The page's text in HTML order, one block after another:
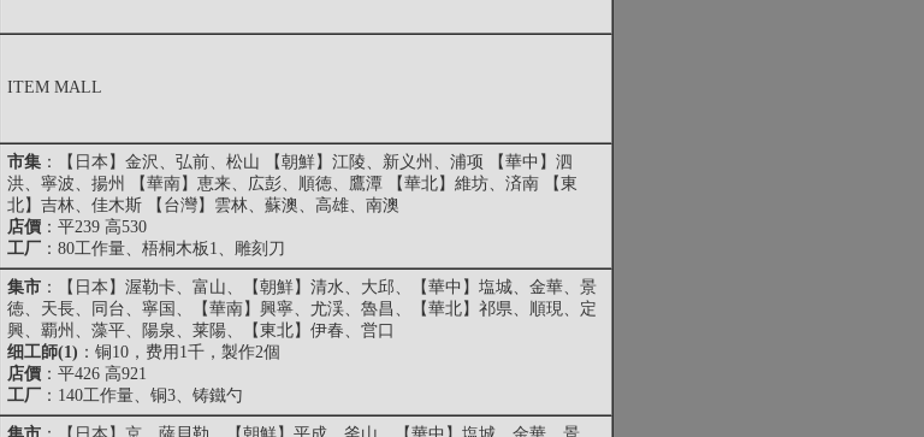
ITEM MALL
市集 ：【日本】金沢、弘前、松山 【朝鮮】江陵、新义州、浦项 【華中】泗
洪、寧波、揚州 【華南】恵来、広彭、順徳、鷹潭 【華北】維坊、済南 【東
北】吉林、佳木斯 【台灣】雲林、蘇澳、高雄、南澳
店價 ：平239 高530
工厂 ：80工作量、梧桐木板1、雕刻刀
集市 ：【日本】渥勒卡、富山、【朝鮮】清水、大邱、【華中】塩城、金華、景
徳、天長、同台、寧国、【華南】興寧、尤渓、魯昌、【華北】祁県、順現、定
興、覇州、藻平、陽泉、莱陽、【東北】伊春、営口
细工師(1) ：铜10，费用1千，製作2個
店價 ：平426 高921
工厂 ：140工作量、铜3、铸鐵勺